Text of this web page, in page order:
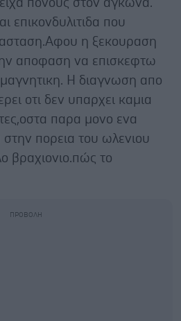
ειχα πονους στον αγκωνα.
επικονδυλιτιδα που
η ξεκουραση
αποφαση να επισκεφτω
Η διαγνωση απο
οτι δεν υπαρχει καμια
παρα μονο ενα
στην πορεια του ωλενιου
βραχιονιο.πώς το